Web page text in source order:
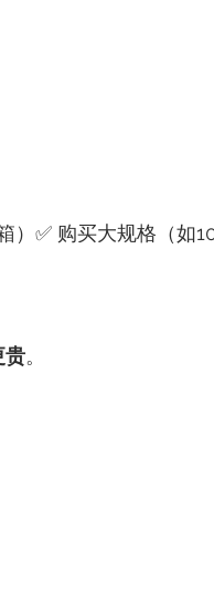
✅ 购买大规格（如
贵。